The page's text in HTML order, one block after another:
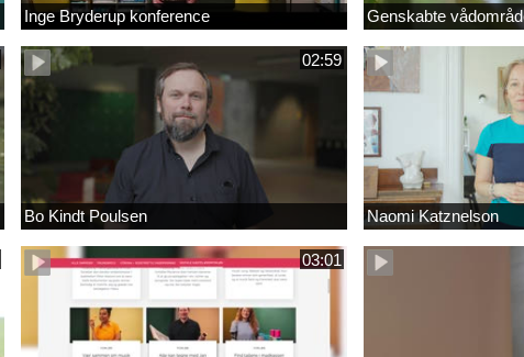
Inge Bryderup konference Genskabte
02:59
Bo Kindt Poulsen Naomi Katznelson
03:01